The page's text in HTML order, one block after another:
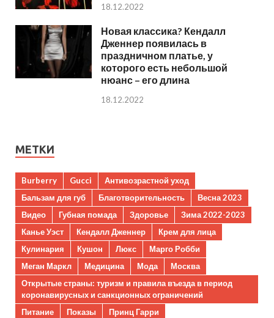
18.12.2022
Новая классика? Кендалл
Дженнер появилась в
праздничном платье, у
которого есть небольшой
нюанс – его длина
18.12.2022
МЕТКИ
Burberry Gucci
Антивозрастной уход
Бальзам для губ
Благотворительность
Весна 2023
Видео
Губная помада Здоровье
Зима 2022-2023
Канье Уэст
Кендалл Дженнер
Крем для лица
Кулинария
Кушон Люкс
Марго Робби
Меган Маркл
Медицина Мода
Москва
Открытые страны: туризм и правила въезда в период
коронавирусных и санкционных ограничений
Питание
Показы
Принц Гарри